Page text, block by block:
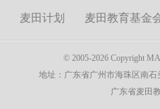
麦田计划 麦田教育基金
© 2005-2026 Copyright
地址：广东省广州市海珠区南石
广东省麦田